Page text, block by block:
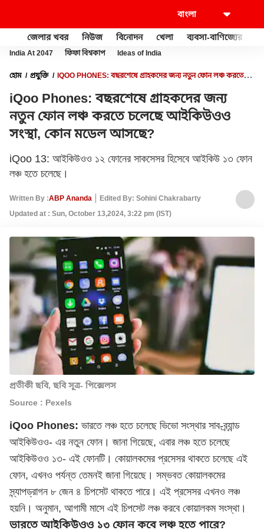
জেলার খবর নিউজ বিনোদন খেলা ব্যবসা-বাণিজ্যের
India At 2047 ফিফা বিশ্বকাপ Ideas of India
হোম প্রযুক্তি
IQOO PHONES: বছরশেষে গ্রাহকদের জন্য নতুন ফোন লঞ্চ করতে
iQoo Phones: বছরশেষে গ্রাহকদের জন্য
নতুন ফোন লঞ্চ করতে চলেছে আইকিউওও
সংস্থা, কোন মডেল আসছে?
iQoo 13: আইকিউওও ১২ ফোনের সাকসেসর হিসেবে আইকিউ ১৩ ফোন
লঞ্চ হতে চলেছে।
Written By :ABP Ananda
Edited By: Sohini Chakrabarty
Updated at : Sun, October 13,2024, 3:22 pm (IST)
প্রতীকী ছবি, ছবি সূত্র- পিক্সেলস
Source : Pexels
iQoo Phones: ভারতে লঞ্চ হতে চলেছে ভিভো সংস্থার সাব-ব্র্যান্ড
আইকিউওও- এর নতুন ফোন। জানা গিয়েছে, এবার লঞ্চ হতে চলেছে
আইকিউওও ১৩- এই ফোনটি। কোয়ালকমের প্রসেসর থাকতে চলেছে এই
ফোন, এখনও পর্যন্ত তেমনই জানা গিয়েছে। সম্ভবত কোয়ালকমের
স্ন্যাপড্রাগন ৮ জেন ৪ চিপসেট থাকতে পারে। এই প্রসেসর এখনও লঞ্চ
হয়নি। অনুমান, আগামী মাসে এই চিপসেট লঞ্চ করবে কোয়ালকম সংস্থা।
ভারতে আইকিউওও ১৩ ফোন কবে লঞ্চ হতে পারে?